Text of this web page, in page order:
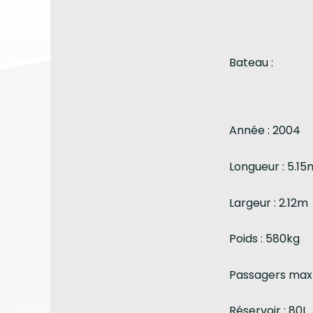
Bateau :
Année : 2004
Longueur :
Largeur : 2.12m
Poids : 580kg
Passagers